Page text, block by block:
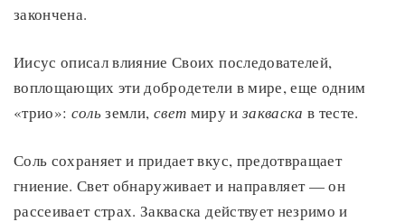
закончена.
Иисус описал влияние Своих последователей,
воплощающих эти добродетели в мире, еще одним
«трио»: сольземли, свет миру и закваска в тесте.
Соль сохраняет и придает вкус, предотвращает
гниение. Свет обнаруживает и направляет — он
рассеивает страх. Закваска действует незримо и